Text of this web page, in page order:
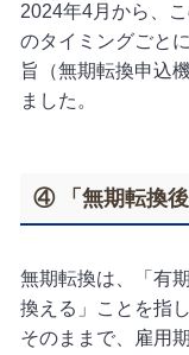
2024年4月から、
のタイミングごと
旨（無期転換申込
ました。
④ 「無期転換
無期転換は、「有
換える」ことを指
そのままで、雇用